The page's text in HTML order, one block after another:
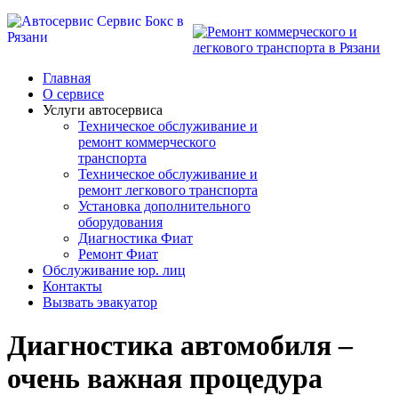
Главная
О сервисе
Услуги автосервиса
Техническое обcлуживание и
ремонт коммерческого
транспорта
Техническое обcлуживание и
ремонт легкового транспорта
Установка дополнительного
оборудования
Диагностика Фиат
Ремонт Фиат
Обслуживание юр. лиц
Контакты
Вызвать эвакуатор
Диагностика автомобиля –
очень важная процедура